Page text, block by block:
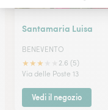
Santamaria Luisa
BENEVENTO
★★★
2.6 (5)
Via delle Poste 13
Vedi il negozio